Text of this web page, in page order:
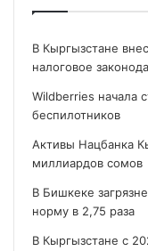
В Кыргызстане
налоговое
Wildberries начала
беспилотников
Активы Нацбанка
миллиардов сомов
В Бишкеке
норму в 2,75 раза
В Кыргызстане с